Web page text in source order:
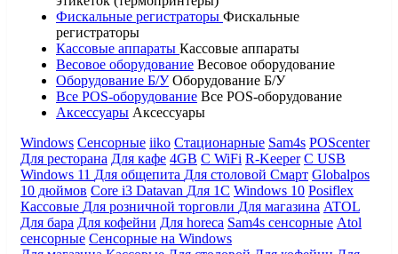
Фискальные регистраторы Фискальные
регистраторы
Кассовые аппараты Кассовые аппараты
Весовое оборудование Весовое оборудование
Оборудование Б/У Оборудование Б/У
Все POS-оборудование Все POS-оборудование
Аксессуары Аксессуары
Windows Сенсорные iiko Стационарные Sam4s POScenter
Для ресторана Для кафе 4GB С WiFi R-Keeper С USB
Windows 11 Для общепита Для столовой Смарт Globalpos
10 дюймов Core i3 Datavan Для 1С Windows 10 Posiflex
Кассовые Для розничной торговли Для магазина ATOL
Для бара Для кофейни Для horeca Sam4s сенсорные Atol
сенсорные Сенсорные на Windows